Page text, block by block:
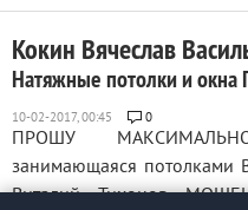
Кокин Вячеслав
Натяжные потолки и окна
0
ПРОШУ
занимающаяся потолками
Виталий Тихонов